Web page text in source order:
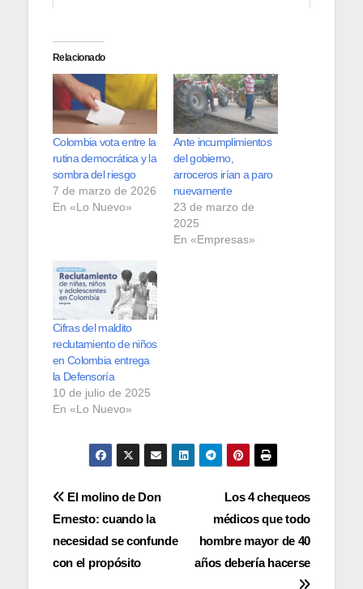
Relacionado
Colombia vota entre la
rutina democrática y la
sombra del riesgo
7 de marzo de 2026
En «Lo Nuevo»
Ante incumplimientos
del gobierno,
arroceros irían a paro
nuevamente
23 de marzo de
2025
En «Empresas»
Cifras del maldito
reclutamiento de niños
en Colombia entrega
la Defensoría
10 de julio de 2025
En «Lo Nuevo»
Navegación
de
entradas
Los 4 chequeos
médicos que todo
hombre mayor de 40
años debería hacerse
El molino de Don
Ernesto: cuando la
necesidad se confunde
con el propósito